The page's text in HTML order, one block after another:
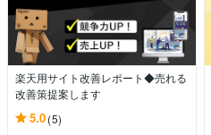
楽天用サイト改善レポート◆売れる
改善策提案します
5.0(5)